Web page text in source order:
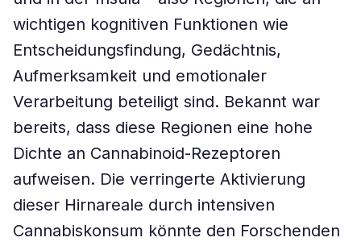
wichtigen kognitiven Funktionen wie
Entscheidungsfindung, Gedächtnis,
Aufmerksamkeit und emotionaler
Verarbeitung beteiligt sind. Bekannt war
bereits, dass diese Regionen eine hohe
Dichte an Cannabinoid-Rezeptoren
aufweisen. Die verringerte Aktivierung
dieser Hirnareale durch intensiven
Cannabiskonsum könnte den Forschenden